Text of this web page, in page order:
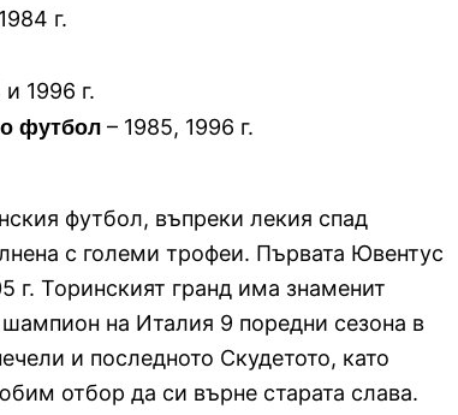
г.
1996 г.
футбол – 1985, 1996 г.
футбол, въпреки лекия спад
с големи трофеи. Първата Ювентус
г. Торинският гранд има знаменит
на Италия 9 поредни сезона в
и последното Скудетото, като
отбор да си върне старата слава.